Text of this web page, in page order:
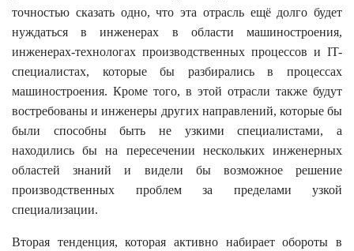
точностью сказать одно, что эта отрасль ещё долго будет
нуждаться в инженерах в области машиностроения,
инженерах-технологах производственных процессов и IT-
специалистах, которые бы разбирались в процессах
машиностроения. Кроме того, в этой отрасли также будут
востребованы и инженеры других направлений, которые бы
были способны быть не узкими специалистами, а
находились бы на пересечении нескольких инженерных
областей знаний и видели бы возможное решение
производственных проблем за пределами узкой
специализации.
Вторая тенденция, которая активно набирает обороты в